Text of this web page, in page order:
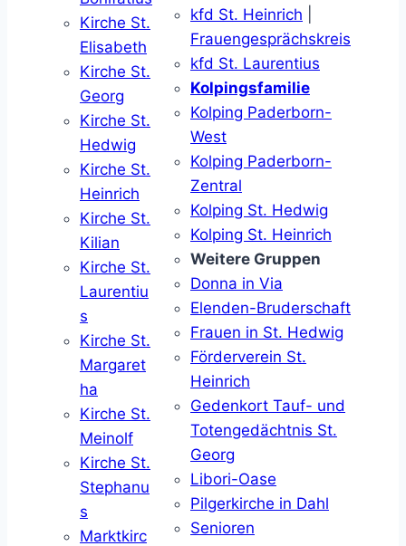
Kirche St.
Elisabeth
Kirche St.
Georg
Kirche St.
Hedwig
Kirche St.
Heinrich
Kirche St.
Kilian
Kirche St.
Laurentiu
s
Kirche St.
Margaret
ha
Kirche St.
Meinolf
Kirche St.
Stephanu
s
Marktkirc
kfd St. Heinrich
Frauengesprächskreis
kfd St. Laurentius
Kolpingsfamilie
Kolping Paderborn-
West
Kolping Paderborn-
Zentral
Kolping St. Hedwig
Kolping St. Heinrich
Weitere Gruppen
Donna in Via
Elenden-Bruderschaft
Frauen in St. Hedwig
Förderverein St.
Heinrich
Gedenkort Tauf- und
Totengedächtnis St.
Georg
Libori-Oase
Pilgerkirche in Dahl
Senioren